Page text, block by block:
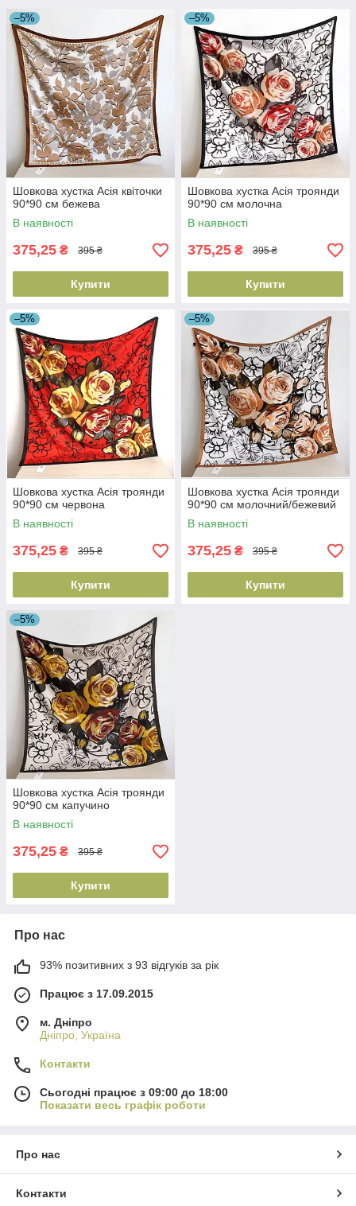
–5%
Шовкова хустка Асія квіточки
90*90 см бежева
В наявності
375,25 ₴ 395 ₴
Купити
–5%
Шовкова хустка Асія троянди
90*90 см молочна
В наявності
375,25 ₴ 395 ₴
Купити
–5%
Шовкова хустка Асія троянди
90*90 см червона
В наявності
375,25 ₴ 395 ₴
Купити
–5%
Шовкова хустка Асія троянди
90*90 см молочний/бежевий
В наявності
375,25 ₴ 395 ₴
Купити
–5%
Шовкова хустка Асія троянди
90*90 см капучино
В наявності
375,25 ₴ 395 ₴
Купити
Про нас
93% позитивних з 93 відгуків за рік
Працює з 17.09.2015
м. Дніпро
Дніпро, Україна
Контакти
Сьогодні працює з 09:00 до 18:00
Показати весь графік роботи
Про нас
Контакти